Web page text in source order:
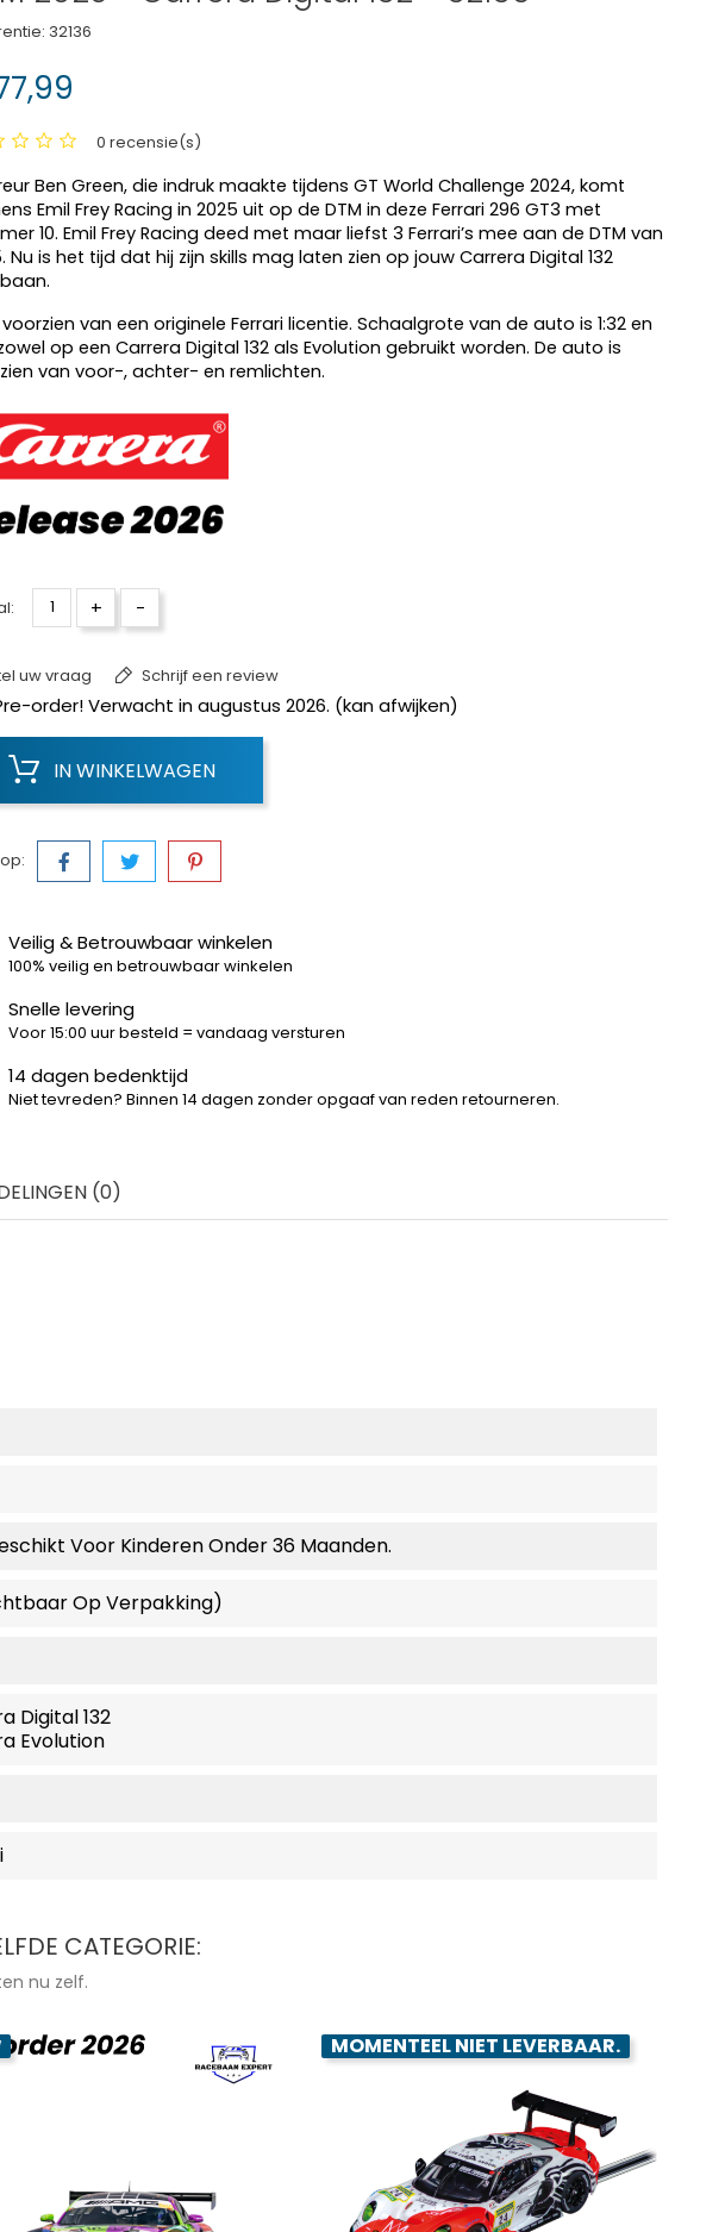
32136
0 recensie(s)
Ben Green, die indruk maakte tijdens GT World Challenge 2024, komt
Emil Frey Racing in 2025 uit op de DTM in deze Ferrari 296 GT3 met
10. Emil Frey Racing deed met maar liefst 3 Ferrari’s mee aan de DTM van
Nu is het tijd dat hij zijn skills mag laten zien op jouw Carrera Digital 132
voorzien van een originele Ferrari licentie. Schaalgrote van de auto is 1:32 en
op een Carrera Digital 132 als Evolution gebruikt worden. De auto is
van voor-, achter- en remlichten.
+ -
uw vraag Schrijf een review
order! Verwacht in augustus 2026. (kan afwijken)
IN WINKELWAGEN
Veilig & Betrouwbaar winkelen
100% veilig en betrouwbaar winkelen
Snelle levering
Voor 15:00 uur besteld = vandaag versturen
14 dagen bedenktijd
Niet tevreden? Binnen 14 dagen zonder opgaaf van reden retourneren.
(0)
Voor Kinderen Onder 36 Maanden.
Op Verpakking)
Digital 132
Evolution
CATEGORIE:
nu zelf.
MOMENTEEL NIET LEVERBAAR.